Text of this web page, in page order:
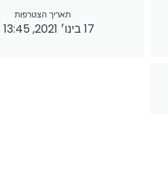
תאריך הצטרפות
17 בינו׳ 2021, 13:45